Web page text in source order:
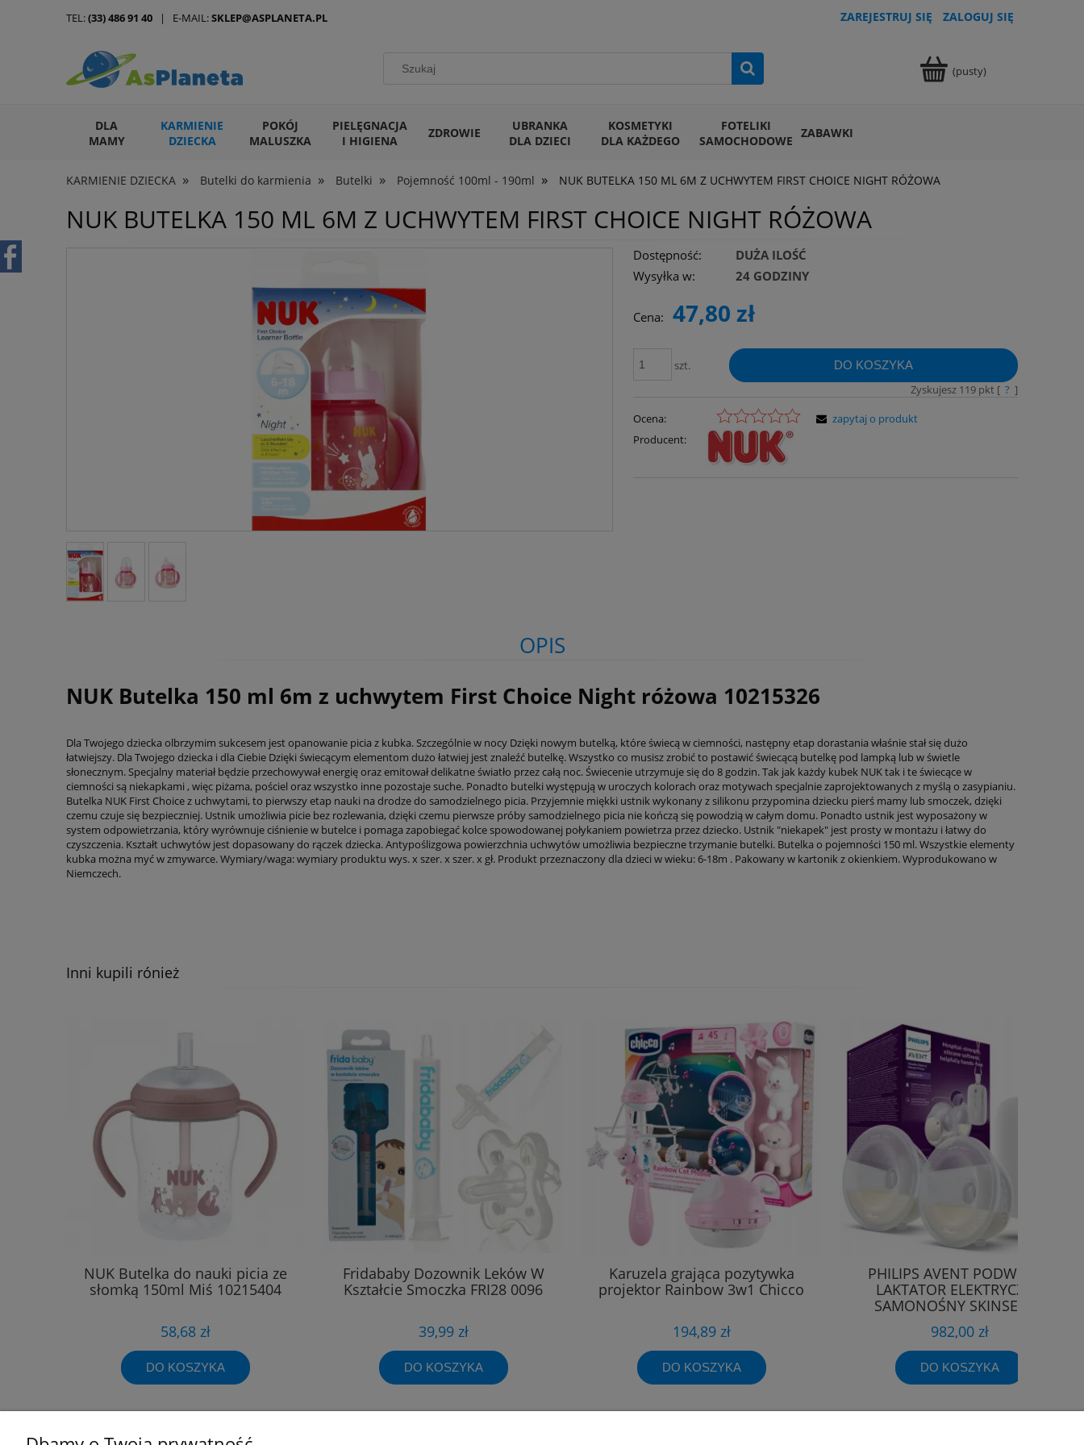
ZAREJESTRUJ SIĘ ZALOGUJ SIĘ
(pusty)
DLA
MAMY
KARMIENIE
DZIECKA
POKÓJ
MALUSZKA
PIELĘGNACJA
I HIGIENA
ZDROWIE
UBRANKA
DLA DZIECI
KOSMETYKI
DLA KAŻDEGO
FOTELIKI
SAMOCHODOWE ZABAWKI
ARTYKUŁY DLA ZWIERZĄT
KARMIENIE DZIECKA » Butelki do karmienia » Butelki » Pojemność 100ml - 190ml » NUK BUTELKA 150 ML 6M Z UCHWYTEM FIRST CHOICE NIGHT RÓŻOWA
TEL:(33) 486 91 40 | E-MAIL:SKLEP@ASPLANETA.PL
NUK BUTELKA 150 ML 6M Z UCHWYTEM FIRST CHOICE NIGHT RÓŻOWA
Dostępność:
DUŻA ILOŚĆ
Wysyłka w:
24 GODZINY
Cena: 47,80 zł
szt. DO KOSZYKA
Zyskujesz 119pkt [ ? ]
Ocena:
Producent:
zapytaj o produkt
OPIS
NUK Butelka 150 ml 6m z uchwytem First Choice Night różowa 10215326
Dla Twojego dziecka olbrzymim sukcesem jest opanowanie picia z kubka. Szczególnie w nocy Dzięki nowym butelką, które świecą w ciemności, następny etap dorastania właśnie stał się dużo
łatwiejszy. Dla Twojego dziecka i dla Ciebie Dzięki świecącym elementom dużo łatwiej jest znaleźć butelkę. Wszystko co musisz zrobić to postawić świecącą butelkę pod lampką lub w świetle
słonecznym. Specjalny materiał będzie przechowywał energię oraz emitował delikatne światło przez całą noc. Świecenie utrzymuje się do 8 godzin. Tak jak każdy kubek NUK tak i te świecące w
ciemności są niekapkami , więc piżama, pościel oraz wszystko inne pozostaje suche. Ponadto butelki występują w uroczych kolorach oraz motywach specjalnie zaprojektowanych z myślą o zasypianiu.
Butelka NUK First Choice z uchwytami, to pierwszy etap nauki na drodze do samodzielnego picia. Przyjemnie miękki ustnik wykonany z silikonu przypomina dziecku pierś mamy lub smoczek, dzięki
czemu czuje się bezpieczniej. Ustnik umożliwia picie bez rozlewania, dzięki czemu pierwsze próby samodzielnego picia nie kończą się powodzią w całym domu. Ponadto ustnik jest wyposażony w
system odpowietrzania, który wyrównuje ciśnienie w butelce i pomaga zapobiegać kolce spowodowanej połykaniem powietrza przez dziecko. Ustnik "niekapek" jest prosty w montażu i łatwy do
czyszczenia. Kształt uchwytów jest dopasowany do rączek dziecka. Antypoślizgowa powierzchnia uchwytów umożliwia bezpieczne trzymanie butelki. Butelka o pojemności 150 ml. Wszystkie elementy
kubka można myć w zmywarce. Wymiary/waga: wymiary produktu wys. x szer. x szer. x gł. Produkt przeznaczony dla dzieci w wieku: 6-18m . Pakowany w kartonik z okienkiem. Wyprodukowano w
Niemczech.
Inni kupili rónież
NUK Butelka do nauki picia ze
słomką 150ml Miś 10215404
58,68 zł
DO KOSZYKA
Fridababy Dozownik Leków W
Kształcie Smoczka FRI28 0096
39,99 zł
DO KOSZYKA
Karuzela grająca pozytywka
projektor Rainbow 3w1 Chicco
194,89 zł
DO KOSZYKA
PHILIPS AVENT PODWÓJNY
LAKTATOR ELEKTRYCZNY
SAMONOŚNY SKINSENSE
SCF532/11
982,00 zł
DO KOSZYKA